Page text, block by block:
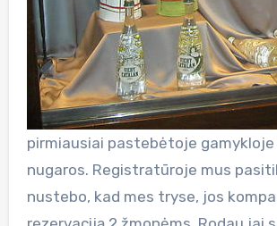
pirmiausiai pastebėtoje gamykloje
nugaros. Registratūroje mus
nustebo, kad mes tryse, jos